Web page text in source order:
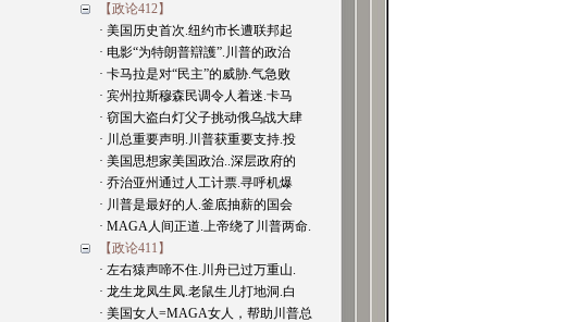
【政论412】
· 美国历史首次.纽约市长遭联邦起
· 电影“为特朗普辯護”.川普的政治
· 卡马拉是对“民主”的威胁.气急败
· 宾州拉斯穆森民调令人着迷.卡马
· 窃国大盗白灯父子挑动俄乌战大肆
· 川总重要声明.川普获重要支持.投
· 美国思想家美国政治..深层政府的
· 乔治亚州通过人工计票.寻呼机爆
· 川普是最好的人.釜底抽薪的国会
· MAGA人间正道.上帝绕了川普两命.
【政论411】
· 左右猿声啼不住.川舟已过万重山.
· 龙生龙凤生凤.老鼠生儿打地洞.白
· 美国女人=MAGA女人，帮助川普总